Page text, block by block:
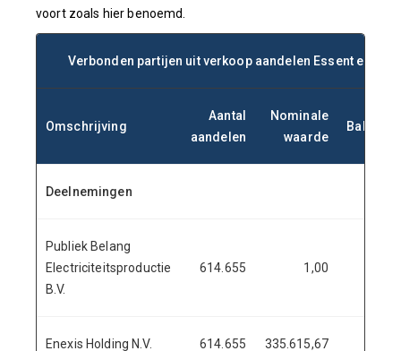
voort zoals hier benoemd.
Verbonden partijen uit verkoop aandelen Essent en
Omschrijving
Aantal
aandelen
Nominale
waarde
Deelnemingen
Publiek Belang
Electriciteitsproductie
B.V.
614.655 1,00
Enexis Holding N.V. 614.655 335.615,67